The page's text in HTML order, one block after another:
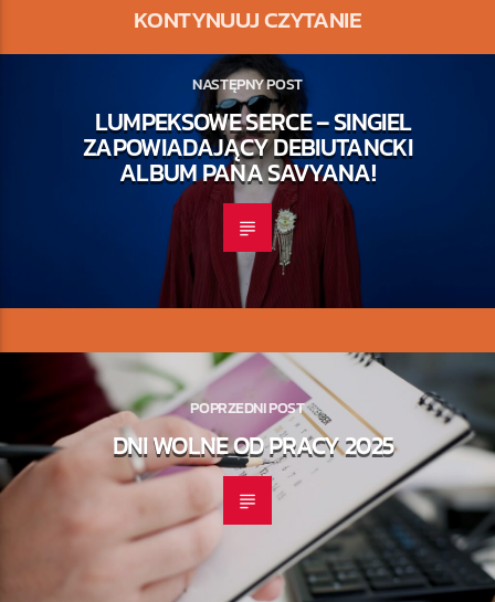
KONTYNUUJ CZYTANIE
NASTĘPNY POST
LUMPEKSOWE SERCE – SINGIEL
ZAPOWIADAJĄCY DEBIUTANCKI
ALBUM PANA SAVYANA!
POPRZEDNI POST
DNI WOLNE OD PRACY 2025